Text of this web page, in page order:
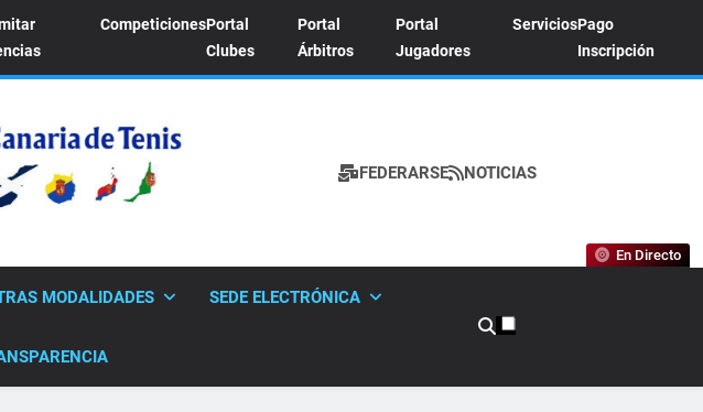
CompeticionesPortal
Clubes
Portal
Árbitros
Portal
Jugadores
ServiciosPago
Inscripción
CANARIA DE TENIS
FEDERARSE NOTICIAS
En Directo
MODALIDADES SEDE ELECTRÓNICA